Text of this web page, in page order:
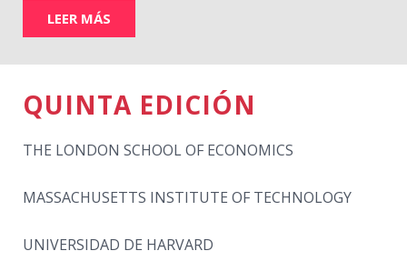
LEER MÁS
QUINTA EDICIÓN
THE LONDON SCHOOL OF ECONOMICS
MASSACHUSETTS INSTITUTE OF TECHNOLOGY
UNIVERSIDAD DE HARVARD